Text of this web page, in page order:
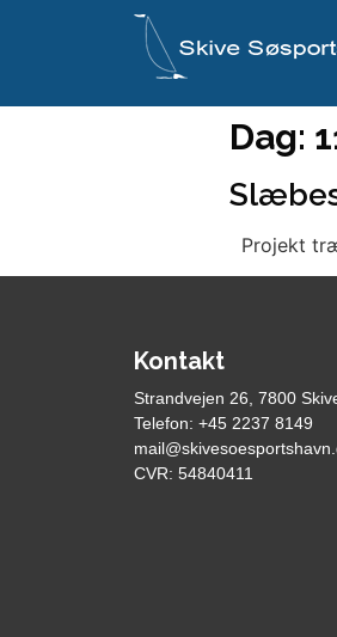
Dag:
Projekt
Kontakt
Strandvejen 26, 7800
Telefon: +45 2237 8149
CVR: 54840411